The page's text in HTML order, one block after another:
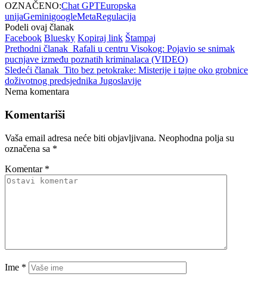
OZNAČENO:Chat GPTEuropska
unijaGeminigoogleMetaRegulacija
Podeli ovaj članak
Facebook Bluesky Kopiraj link Štampaj
Prethodni članak Rafali u centru Visokog: Pojavio se snimak
pucnjave između poznatih kriminalaca (VIDEO)
Sledeći članak Tito bez petokrake: Misterije i tajne oko grobnice
doživotnog predsjednika Jugoslavije
Nema komentara
Komentariši
Vaša email adresa neće biti objavljivana. Neophodna polja su
označena sa *
Komentar *
Ime *